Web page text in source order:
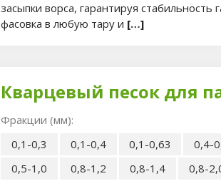
засыпки ворса, гарантируя
фасовка в любую тару и […]
Кварцевый песок для
Фракции (мм):
0,1-0,3
0,1-0,4 0,1-0,63 0,4-
0,5-1,0
0,8-1,2 0,8-1,4 0,8-